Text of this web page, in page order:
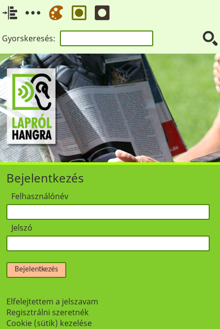
Gyorskeresés:
Bejelentkezés
Felhasználónév
Jelszó
Bejelentkezés
Elfelejtettem a jelszavam
Regisztrálni szeretnék
Cookie (sütik) kezelése